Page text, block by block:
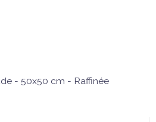
- 50x50 cm - Raffinée